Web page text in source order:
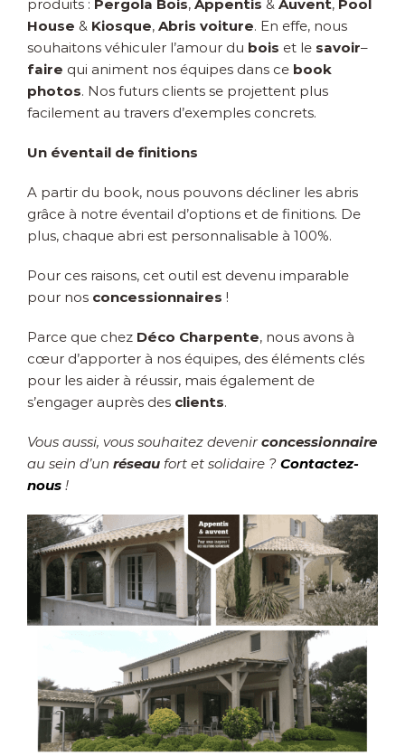
produits : Pergola Bois, Appentis & Auvent, Pool
House & Kiosque, Abris voiture. En effe, nous
souhaitons véhiculer l’amour du bois et le savoir–
faire qui animent nos équipes dans ce book
photos. Nos futurs clients se projettent plus
facilement au travers d’exemples concrets.
Un éventail de finitions
A partir du book, nous pouvons décliner les abris
grâce à notre éventail d’options et de finitions. De
plus, chaque abri est personnalisable à 100%.
Pour ces raisons, cet outil est devenu imparable
pour nos concessionnaires !
Parce que chez Déco Charpente, nous avons à
cœur d’apporter à nos équipes, des éléments clés
pour les aider à réussir, mais également de
s’engager auprès des clients.
Vous aussi, vous souhaitez devenirconcessionnaire
au sein d’un réseau fort et solidaire ? Contactez-
nous !